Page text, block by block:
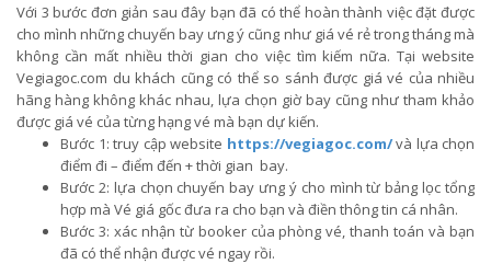
Với 3 bước đơn giản sau đây bạn đã có thể hoàn thành việc đặt được
cho mình những chuyến bay ưng ý cũng như giá vé rẻ trong tháng mà
không cần mất nhiều thời gian cho việc tìm kiếm nữa. Tại website
Vegiagoc.com du khách cũng có thể so sánh được giá vé của nhiều
hãng hàng không khác nhau, lựa chọn giờ bay cũng như tham khảo
được giá vé của từng hạng vé mà bạn dự kiến.
Bước 1: truy cập website https://vegiagoc.com/và lựa chọn
điểm đi – điểm đến + thời gian bay.
Bước 2: lựa chọn chuyến bay ưng ý cho mình từ bảng lọc tổng
hợp mà Vé giá gốc đưa ra cho bạn và điền thông tin cá nhân.
Bước 3: xác nhận từ booker của phòng vé, thanh toán và bạn
đã có thể nhận được vé ngay rồi.